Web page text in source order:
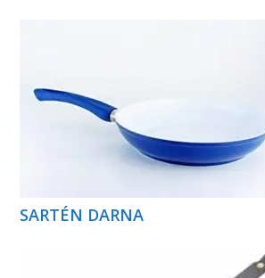
SARTÉN DARNA